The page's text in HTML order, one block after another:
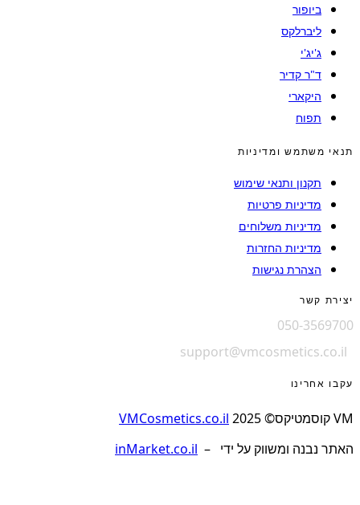
ביופור
ליברלקס
ג'יג'י
ד"ר קדיר
היקארי
תפוח
תנאי משתמש ומדיניות
תקנון ותנאי שימוש
מדיניות פרטיות
מדיניות משלוחים
מדיניות החזרות
הצהרת נגישות
יצירת קשר
050-3569700
support@vmcosmetics.co.il
עקבו אחרינו
VM קוסמטיקס© 2025
VMCosmetics.co.il
האתר נבנה ומשווק על ידי – inMarket.co.il